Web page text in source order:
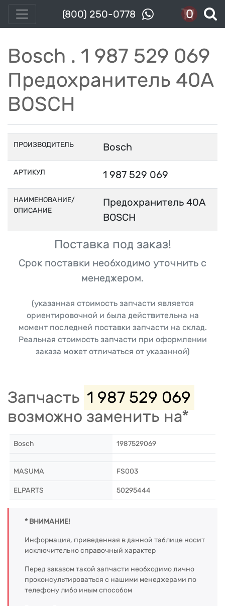
(800) 250-0778 0
Bosch . 1 987 529 069
Предохранитель 40A
BOSCH
ПРОИЗВОДИТЕЛЬ Bosch
АРТИКУЛ 1 987 529 069
НАИМЕНОВАНИЕ/
ОПИСАНИЕ
Предохранитель 40A
BOSCH
Поставка под заказ!
Срок поставки необходимо уточнить с
менеджером.
(указанная стоимость запчасти является
ориентировочной и была действительна на
момент последней поставки запчасти на склад.
Реальная стоимость запчасти при оформлении
заказа может отличаться от указанной)
Запчасть 1 987 529 069
возможно заменить на*
Bosch 1987529069
MASUMA FS003
ELPARTS 50295444
* ВНИМАНИЕ!
Информация, приведенная в данной таблице носит
исключительно справочный характер
Перед заказом такой запчасти необходимо лично
проконсультироваться с нашими менеджерами по
телефону либо иным способом